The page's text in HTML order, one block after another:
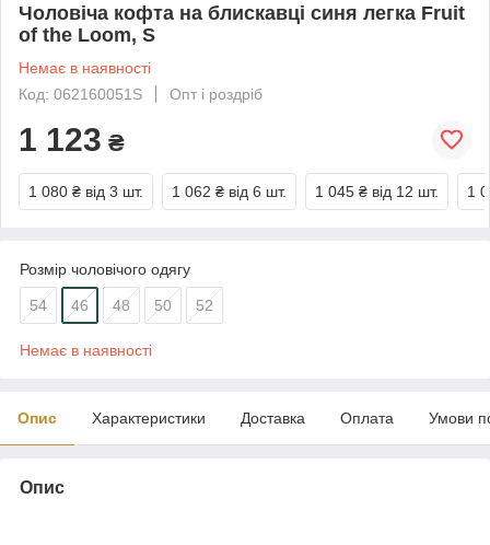
Чоловіча кофта на блискавці синя легка Fruit
of the Loom, S
Немає в наявності
Код: 062160051S
Опт і роздріб
1 123 ₴
1 080 ₴ від 3 шт. 1 062 ₴ від 6 шт. 1 045 ₴ від 12 шт. 1
Розмір чоловічого одягу
54 46 48 50 52
Немає в наявності
Опис Характеристики Доставка Оплата Умови
Опис